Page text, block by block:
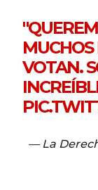
MUCHOS
VOTAN.
— La